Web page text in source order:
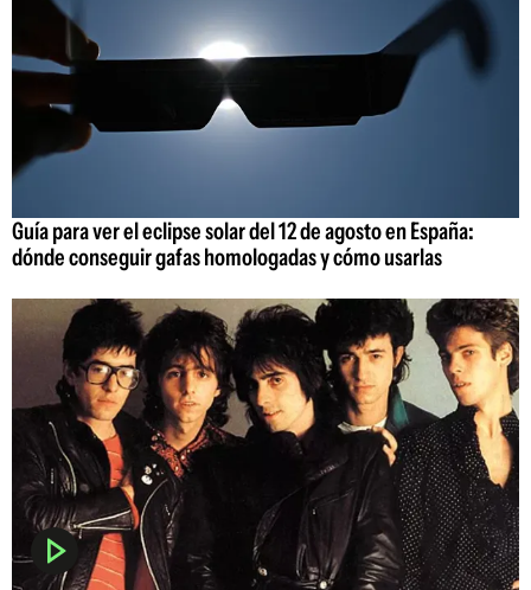
Guía para ver el eclipse solar del 12 de agosto en España:
dónde conseguir gafas homologadas y cómo usarlas